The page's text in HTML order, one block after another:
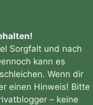
Sorgfalt und nach
kann es
Wenn dir
einen Hinweis! Bitte
– keine